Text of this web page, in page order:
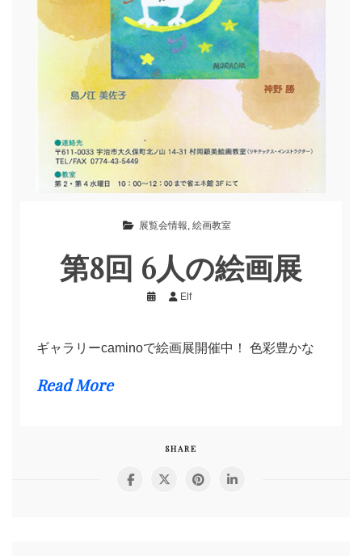
展覧会情報, 絵画教室
第8回 6人の絵画展
Elf
ギャラリーcaminoで絵画展開催中！ 色彩豊かな
Read More
SHARE